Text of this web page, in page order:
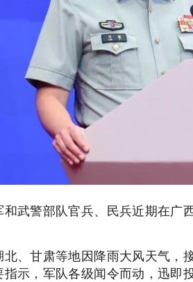
武警部队官兵、民兵近期在广
、甘肃等地因降雨大风天气，
示，军队各级闻令而动，迅即